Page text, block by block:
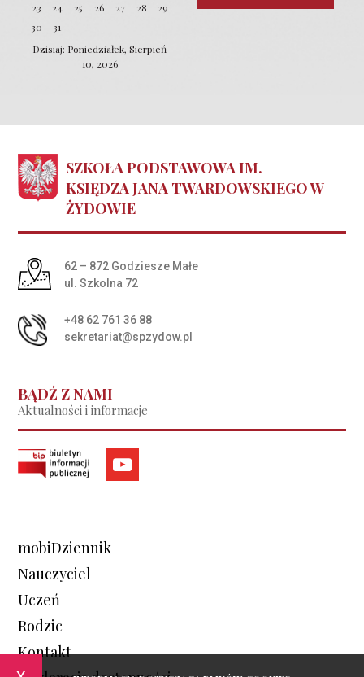
23
24 25 26 27 28
29
30
31
Dzisiaj: Poniedziałek, Sierpień
10, 2026
SZKOŁA PODSTAWOWA IM.
KSIĘDZA JANA TWARDOWSKIEGO W
ŻYDOWIE
Adres pocztowy:
62 – 872 Godziesze Małe
ul. Szkolna 72
+48 62 761 36 88
sekretariat@spzydow.pl
BĄDŹ Z NAMI
Aktualności i informacje
mobiDziennik
Nauczyciel
Uczeń
Rodzic
Kontakt